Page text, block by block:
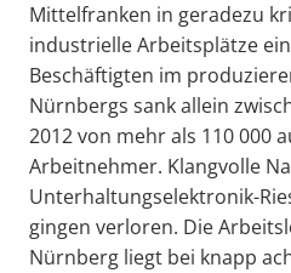
Mittelfranken in geradezu
industrielle Arbeitsplätze
Beschäftigten im
Nürnbergs sank allein
2012 von mehr als 110 000
Arbeitnehmer. Klangvolle
Unterhaltungselektronik-
gingen verloren. Die
Nürnberg liegt bei knapp